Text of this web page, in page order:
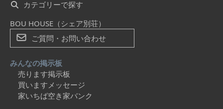
カテゴリーで探す
BOU HOUSE（シェア別荘）
ご質問・お問い合わせ
みんなの掲示板
売ります掲示板
買いますメッセージ
家いちば空き家バンク